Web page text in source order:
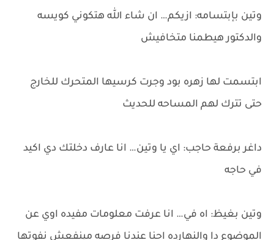
وتين بإبتسامه: ازيكم… ان شاء الله هتكوني كويسه
والدكتور هيطمنا متخافيش
ابتسمت لها زهره بود وجرت كرسيها المتحرك للخارج
حتى تترك لهم المساحه للحديث
داغر برفعة حاجب: اي يا وتين… انا عارف دخلتك دي اكيد
في حاجه
وتين بغيظ: اه في… انا عرفت معلومات مفيده اوي عن
الموضوع دا والنهارده احنا عندنا فرصه مينفعش نفوتها